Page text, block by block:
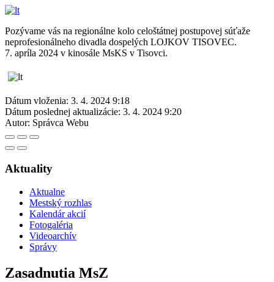
Pozývame vás na regionálne kolo celoštátnej postupovej súťaže
neprofesionálneho divadla dospelých LOJKOV TISOVEC.
7. apríla 2024 v kinosále MsKS v Tisovci.
Dátum vloženia: 3. 4. 2024 9:18
Dátum poslednej aktualizácie: 3. 4. 2024 9:20
Autor: Správca Webu
Aktuality
Aktualne
Mestský rozhlas
Kalendár akcií
Fotogaléria
Videoarchív
Správy
Zasadnutia MsZ